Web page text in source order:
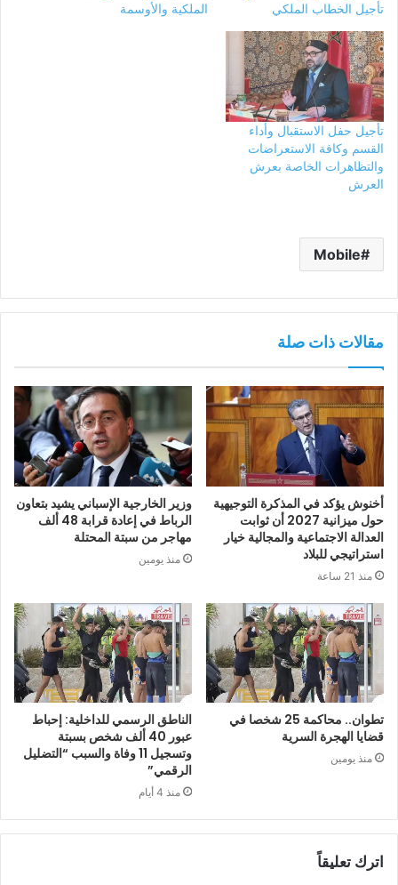
تأجيل الخطاب الملكي
الملكية والأوسمة
تأجيل حفل الاستقبال وأداء
القسم وكافة الاستعراضات
والتظاهرات الخاصة بعرش
العرش
Mobile
مقالات ذات صلة
أخنوش يؤكد في المذكرة التوجيهية
حول ميزانية 2027 أن ثوابت
العدالة الاجتماعية والمجالية خيار
استراتيجي للبلاد
منذ 21 ساعة
وزير الخارجية الإسباني يشيد بتعاون
الرباط في إعادة قرابة 48 ألف
مهاجر من سبتة المحتلة
منذ يومين
تطوان.. محاكمة 25 شخصا في
قضايا الهجرة السرية
منذ يومين
الناطق الرسمي للداخلية: إحباط
عبور 40 ألف شخص بسبتة
وتسجيل 11 وفاة والسبب “التضليل
الرقمي”
منذ 4 أيام
اترك تعليقاً